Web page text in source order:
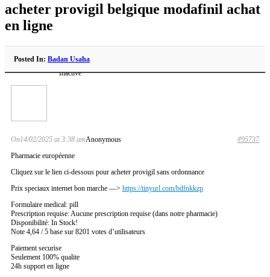
acheter provigil belgique modafinil achat
en ligne
Posted In: Badan Usaha
Inactive
Anonymous
On14/02/2025 at 3:38 am
#95737
Pharmacie européenne
Cliquez sur le lien ci-dessous pour acheter provigil sans ordonnance
Prix speciaux internet bon marche —> https://tinyurl.com/bdfnkkzp
Formulaire medical: pill
Prescription requise: Aucune prescription requise (dans notre pharmacie)
Disponibilité: In Stock!
Note 4,64 / 5 base sur 8201 votes d’utilisateurs
Paiement securise
Seulement 100% qualite
24h support en ligne